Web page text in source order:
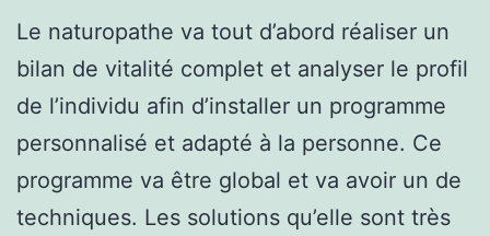
Le naturopathe va tout d’abord réaliser un
bilan de vitalité complet et analyser le profil
de l’individu afin d’installer un programme
personnalisé et adapté à la personne. Ce
programme va être global et va avoir un de
techniques. Les solutions qu’elle sont très